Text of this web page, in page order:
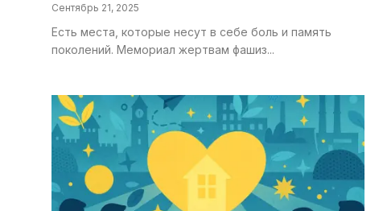
Места и организации
Сентябрь 21, 2025
Есть места, которые несут в себе боль и память
поколений. Мемориал жертвам фашиз...